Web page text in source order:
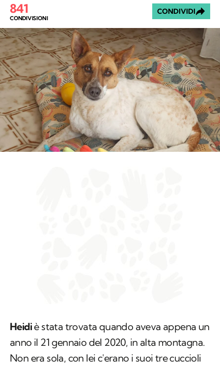
841
CONDIVISIONI
CONDIVIDI
Heidiè stata trovata quando aveva appena un
anno il 21 gennaio del 2020, in alta montagna.
Non era sola, con lei c'erano i suoi tre cuccioli